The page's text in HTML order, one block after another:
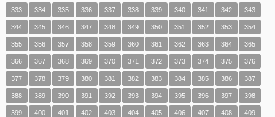
333 334 335 336 337 338 339 340 341 342 343
344 345 346 347 348 349 350 351 352 353 354
355 356 357 358 359 360 361 362 363 364 365
366 367 368 369 370 371 372 373 374 375 376
377 378 379 380 381 382 383 384 385 386 387
388 389 390 391 392 393 394 395 396 397 398
399 400 401 402 403 404 405 406 407 408 409